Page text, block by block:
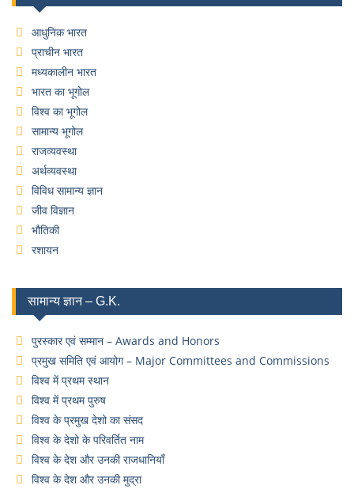
आधुनिक भारत
प्राचीन भारत
मध्यकालीन भारत
भारत का भूगोल
विश्व का भूगोल
सामान्य भूगोल
राजव्यवस्था
अर्थव्यवस्था
विविध सामान्य ज्ञान
जीव विज्ञान
भौतिकी
रशायन
सामान्य ज्ञान – G.K.
पुरस्कार एवं सम्मान – Awards and Honors
प्रमुख समिति एवं आयोग – Major Committees and Commissions
विश्व में प्रथम स्थान
विश्व में प्रथम पुरुष
विश्व के प्रमुख देशो का संसद
विश्व के देशो के परिवर्तित नाम
विश्व के देश और उनकी राजधानियाँ
विश्व के देश और उनकी मुद्रा